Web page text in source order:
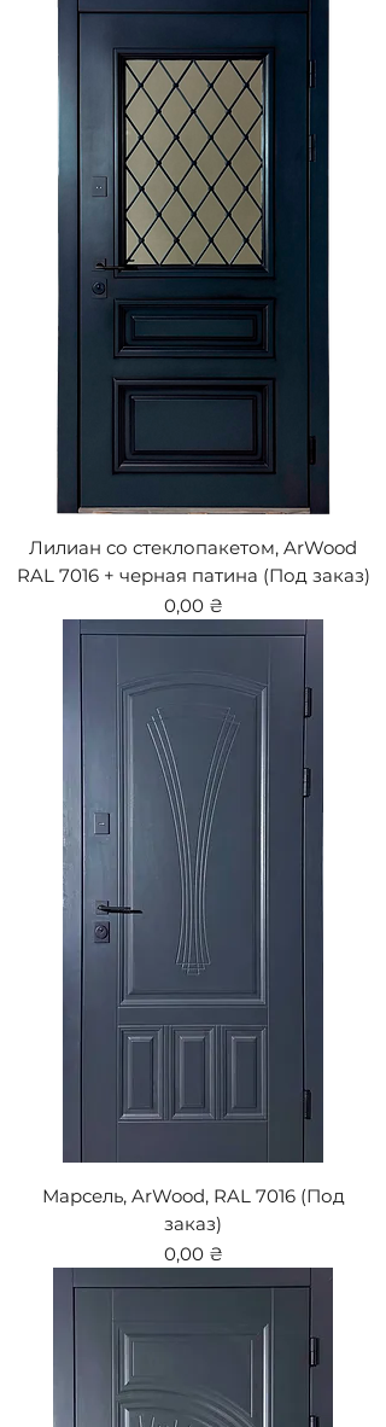
Лилиан со стеклопакетом, ArWood
RAL 7016 + черная патина (Под заказ)
Цена
0,00 ₴
Марсель, ArWood, RAL 7016 (Под
заказ)
Цена
0,00 ₴